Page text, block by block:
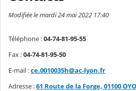
Modifiée le mardi 24 mai 2022 17:40
Téléphone :04-74-81-95-55
Fax :04-74-81-95-50
E-mail :ce.0010035h@ac-lyon.fr
Adresse :61 Route de la Forge, 01100